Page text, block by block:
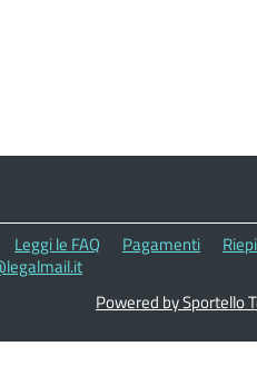
Leggi le FAQ Pagamenti
Powered by Sportello